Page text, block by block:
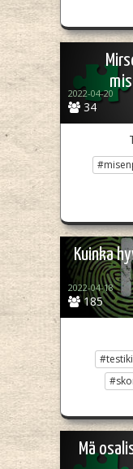
34
2022-04-20
Kuinka
185
2022-04-18
Mä